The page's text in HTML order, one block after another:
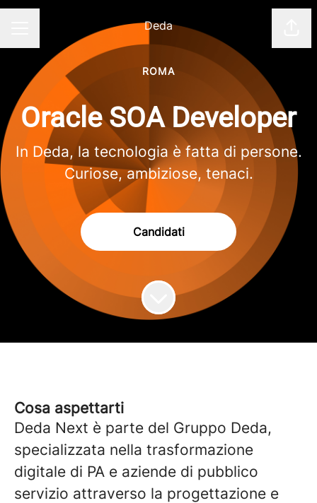
Deda
Menu Carriera
ROMA
Oracle SOA Developer
In Deda, la tecnologia è fatta di persone.
Curiose, ambiziose, tenaci.
Candidati
Cosa aspettarti
Deda Next è parte del Gruppo Deda,
specializzata nella trasformazione
digitale di PA e aziende di pubblico
servizio attraverso la progettazione e